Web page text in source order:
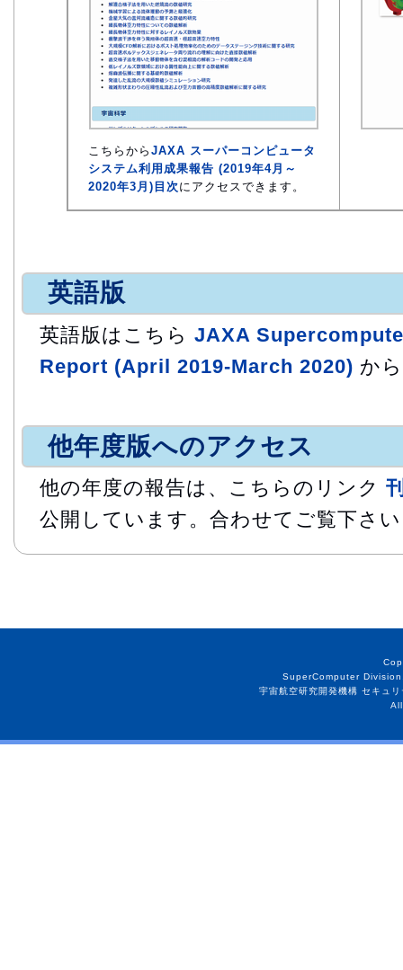
こちらから JAXA スーパーコンピュータ
システム利用成果報告 (2019年4月～
2020年3月)目次にアクセスできます。
英語版
英語版はこちら JAXA
Report (April 2019-March 2020) か
他年度版へのアクセス
他の年度の報告は、こちらのリンク
公開しています。合わせてご覧下さ
SuperComputer
宇宙航空研究開発機構 セキュ